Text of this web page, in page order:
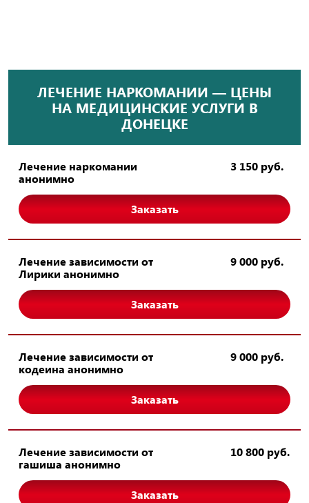
ЛЕЧЕНИЕ НАРКОМАНИИ — ЦЕНЫ
НА МЕДИЦИНСКИЕ УСЛУГИ В
ДОНЕЦКЕ
Лечение наркомании
анонимно
3 150 руб.
Заказать
Лечение зависимости от
Лирики анонимно
9 000 руб.
Заказать
Лечение зависимости от
кодеина анонимно
9 000 руб.
Заказать
Лечение зависимости от
гашиша анонимно
10 800 руб.
Заказать